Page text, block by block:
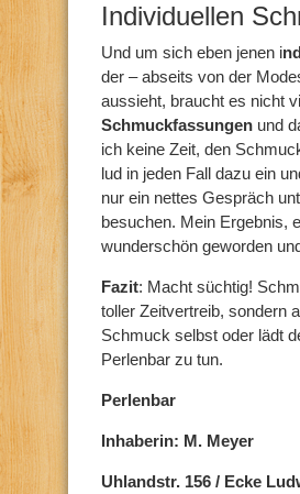
Individuellen
Und um sich eben jenen i
der – abseits von der
aussieht, braucht es nicht
Schmuckfassungen und
ich keine Zeit, den
lud in jeden Fall dazu ein
nur ein nettes Gespräch
besuchen. Mein Ergebnis,
wunderschön geworden
Fazit: Macht süchtig!
toller Zeitvertreib, sondern
Schmuck selbst oder lädt
Perlenbar zu tun.
Perlenbar
Inhaberin: M. Meyer
Uhlandstr. 156 / Ecke